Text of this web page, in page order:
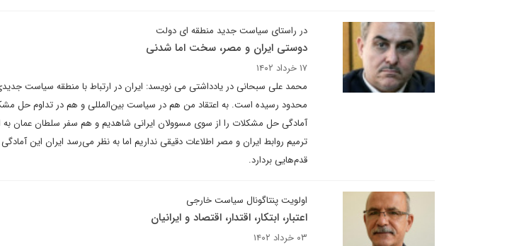
در راستای سیاست جدید منطقه ای دولت
دوستی ایران و مصر، سخت اما شدنی
۱۷ خرداد ۱۴۰۲
محمد علی سبحانی در یادداشتی می نویسد: ایران در ارتباط با منطقه سیاست
محدود رسیده‌ است. به اعتقاد من هم در سیاست بین‌المللی و هم در تداوم حل
آمادگی حل مشکلات را از سوی مسوولان ایرانى شاهدیم و هم سفر سلطان عمان به
ترمیم روابط ایران و مصر اطلاعات دقیقى نداریم اما به نظر می‌رسد ایران این
قدم‌هایی بردارد.
اولویت پنتاگونال سیاست خارجی
اعتبار، ابتکار، اقتدار، اقتصاد و ایرانیان
۰۳ خرداد ۱۴۰۲